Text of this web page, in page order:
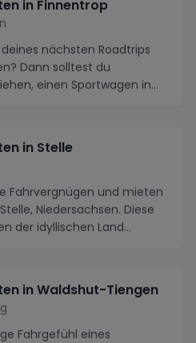
in Finnentrop
nächsten Roadtrips
Dann solltest du
einen Sportwagen in
in Stelle
Fahrvergnügen und mieten
Niedersachsen. Diese
der idyllischen Land...
in Waldshut-Tiengen
Fahrgefühl eines